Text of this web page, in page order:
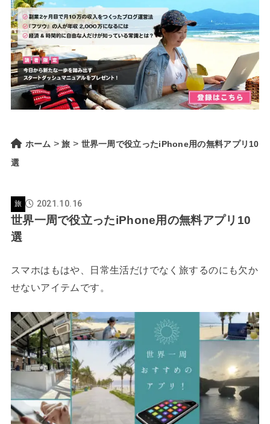
ホーム >旅 > 世界一周で役立ったiPhone用の無料アプリ10
選
旅 2021.10.16
世界一周で役立ったiPhone用の無料アプリ10
選
スマホはもはや、日常生活だけでなく旅するのにも欠か
せないアイテムです。